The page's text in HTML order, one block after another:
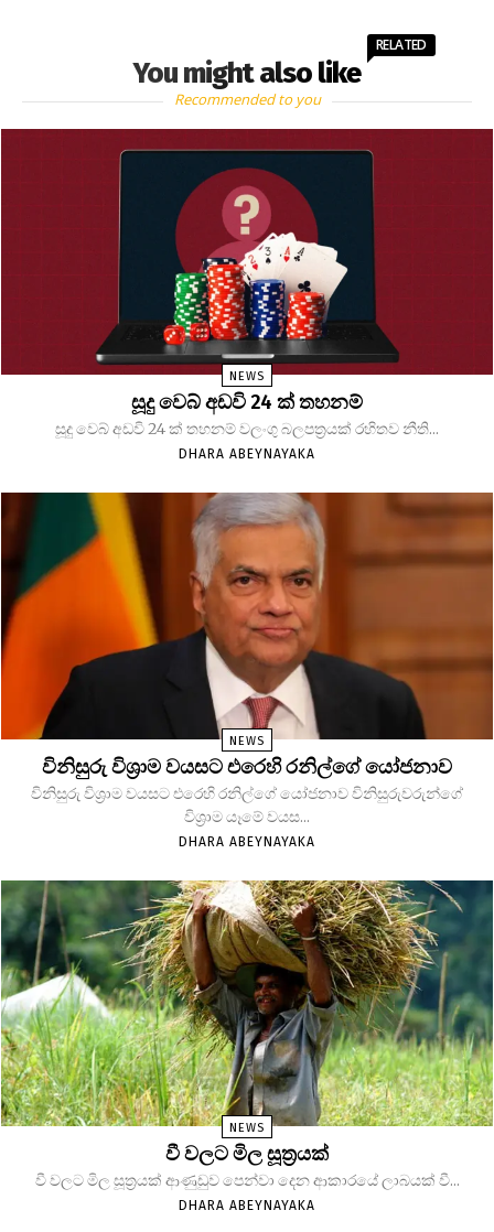
You might also like
RELATED
Recommended to you
NEWS
සූදු වෙබ් අඩවි 24 ක් තහනම්
සූදු වෙබ් අඩවි 24 ක් තහනම් වලංගු බලපත්‍රයක් රහිතව නීති...
DHARA ABEYNAYAKA
NEWS
විනිසුරු විශ්‍රාම වයසට එරෙහි රනිල්ගේ යෝජනාව
විනිසුරු විශ්‍රාම වයසට එරෙහි රනිල්ගේ යෝජනාව විනිසුරුවරුන්ගේ
විශ්‍රාම යෑමේ වයස...
DHARA ABEYNAYAKA
NEWS
වී වලට මිල සූත්‍රයක්
වී වලට මිල සූත්‍රයක් ආණුඩුව පෙන්වා දෙන ආකාරයේ ලාබයක් වී...
DHARA ABEYNAYAKA